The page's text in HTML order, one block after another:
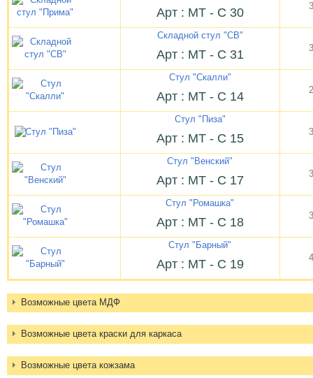
Арт : МТ - С 30
Складной стул "CВ"
Арт : МТ - С 31
Стул "Скалли"
Арт : МТ - С 14
Стул "Пиза"
Арт : МТ - С 15
Стул "Венский"
Арт : МТ - С 17
Стул "Ромашка"
Арт : МТ - С 18
Стул "Барный"
Арт : МТ - С 19
Возможные цвета МДФ
Возможные цвета краски для каркаса
Возможные цвета кожзама